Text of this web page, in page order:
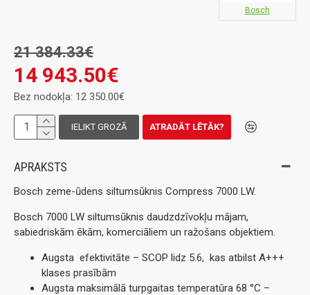
Bosch
14 943.50€
21 384.33€
Bez nodokļa: 12 350.00€
IELIKT GROZĀ ATRADĀT LĒTĀK?
APRAKSTS
Bosch zeme-ūdens siltumsūknis Compress 7000 LW.
Bosch 7000 LW siltumsūknis daudzdzīvokļu mājam,
sabiedriskām ēkām, komerciāliem un ražošans objektiem.
Augsta efektivitāte – SCOP lidz 5.6, kas atbilst A+++
klases prasībām
Augsta maksimālā turpgaitas temperatūra 68 °C –